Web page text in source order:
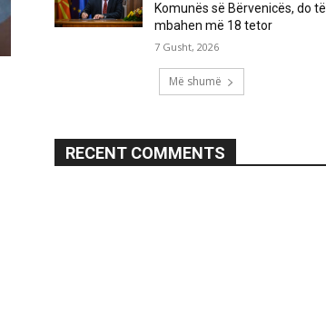
Komunës së Bërvenicës, do të
mbahen më 18 tetor
7 Gusht, 2026
Më shumë
RECENT COMMENTS